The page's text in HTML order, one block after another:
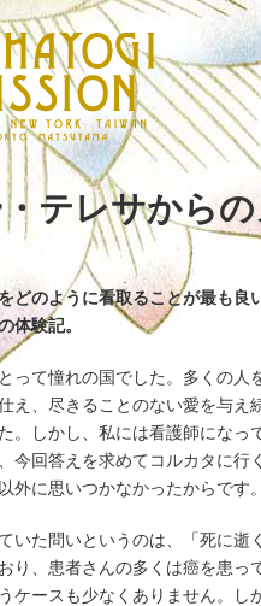
テレサから
をどのように看取ることが最も
体験記。
って憧れの国でした。多くの
え、尽きることのない愛を与
。しかし、私には看護師にな
今回答えを求めてコルカタに
外に思いつかなかったからです。
いた問いというのは、「死に
り、患者さんの多くは癌を患
ケースも少なくありません。